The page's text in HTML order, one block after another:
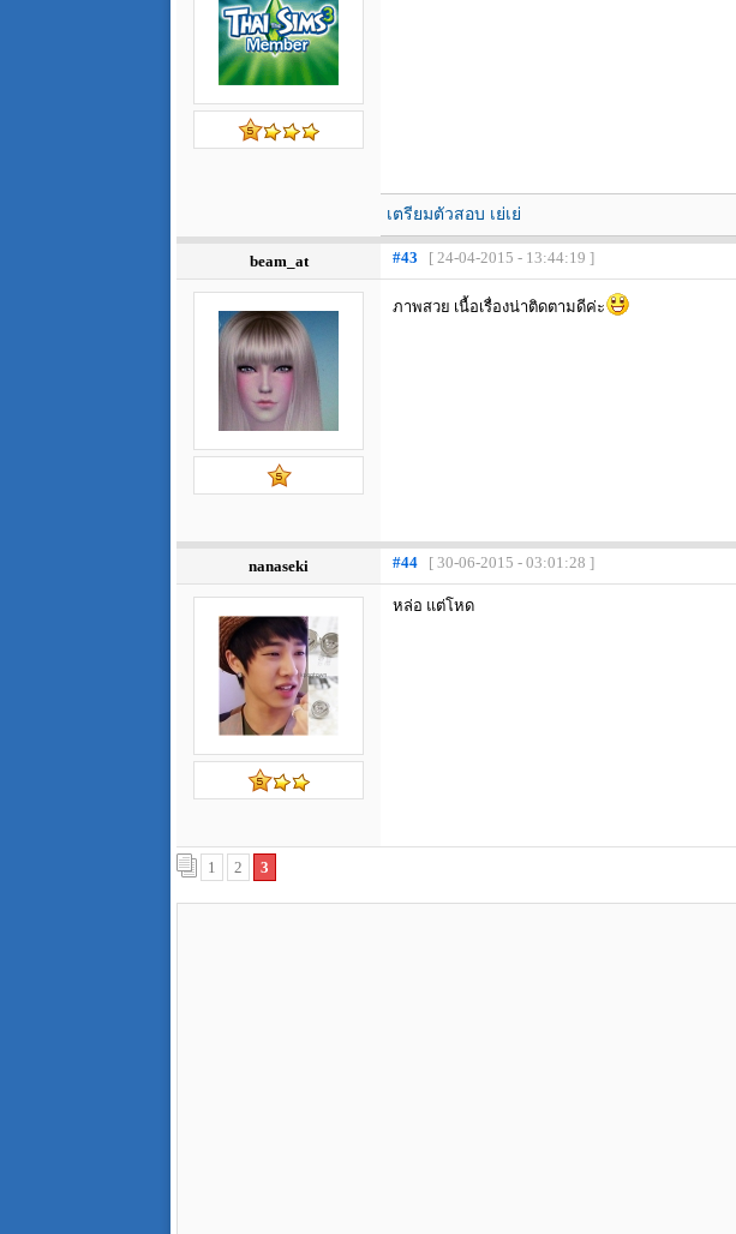
เตรียมตัวสอบ เย่เย่
beam_at #43 [ 24-04-2015 - 13:44:19 ]
ภาพสวย เนื้อเรื่องน่าติดตามดีค่ะ
nanaseki #44 [ 30-06-2015 - 03:01:28 ]
หล่อ แต่โหด
1 2 3